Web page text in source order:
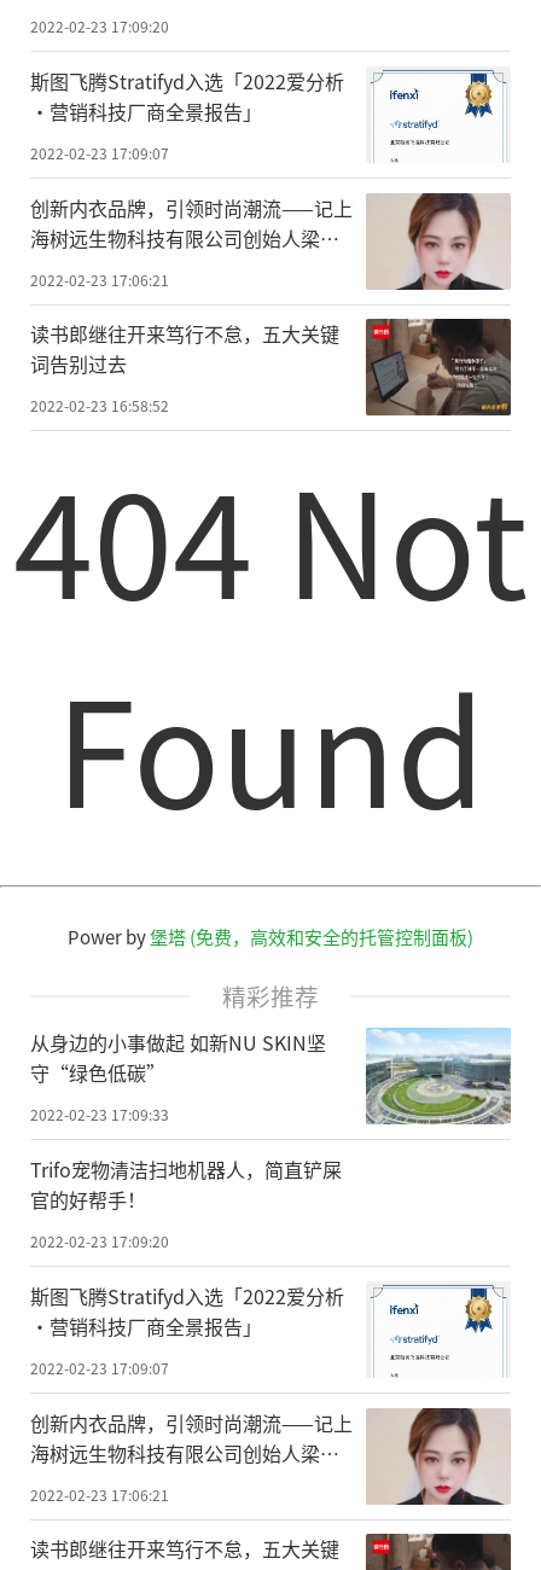
2022-02-23 17:09:20
斯图飞腾Stratifyd入选「2022爱分析
·营销科技厂商全景报告」
2022-02-23 17:09:07
创新内衣品牌，引领时尚潮流——记上
海树远生物科技有限公司创始人梁怡
2022-02-23 17:06:21
读书郎继往开来笃行不怠，五大关键
词告别过去
2022-02-23 16:58:52
404 Not
Found
Power by堡塔 (免费，高效和安全的托管控制面板)
精彩推荐
从身边的小事做起 如新NU SKIN坚
守“绿色低碳”
2022-02-23 17:09:33
Trifo宠物清洁扫地机器人，简直铲屎
官的好帮手！
2022-02-23 17:09:20
斯图飞腾Stratifyd入选「2022爱分析
·营销科技厂商全景报告」
2022-02-23 17:09:07
创新内衣品牌，引领时尚潮流——记上
海树远生物科技有限公司创始人梁怡
2022-02-23 17:06:21
读书郎继往开来笃行不怠，五大关键